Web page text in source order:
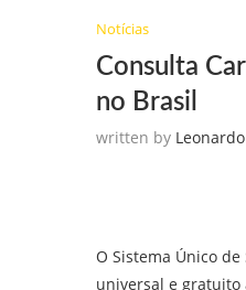
Notícias
Consulta
no Brasil
written by
O Sistema Único
universal e gratuito